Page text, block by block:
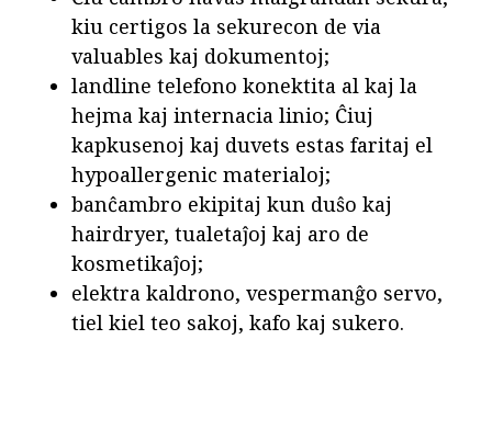
kiu certigos la sekurecon de via
valuables kaj dokumentoj;
landline telefono konektita al kaj la
hejma kaj internacia linio; Ĉiuj
kapkusenoj kaj duvets estas faritaj el
hypoallergenic materialoj;
banĉambro ekipitaj kun duŝo kaj
hairdryer, tualetaĵoj kaj aro de
kosmetikaĵoj;
elektra kaldrono, vespermanĝo servo,
tiel kiel teo sakoj, kafo kaj sukero.